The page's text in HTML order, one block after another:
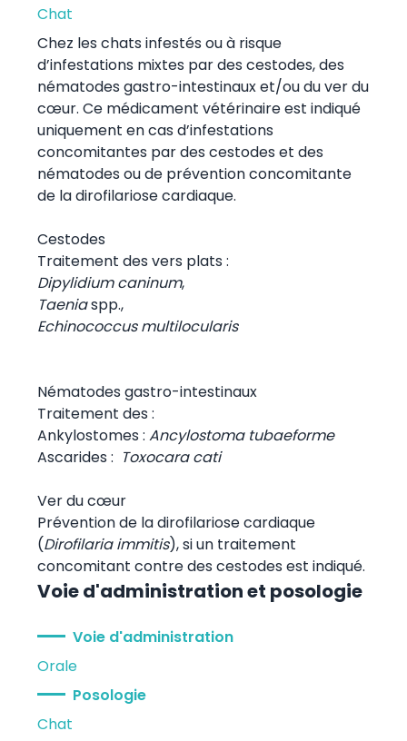
Chat
Chez les chats infestés ou à risque
d’infestations mixtes par des cestodes, des
nématodes gastro-intestinaux et/ou du ver du
cœur. Ce médicament vétérinaire est indiqué
uniquement en cas d’infestations
concomitantes par des cestodes et des
nématodes ou de prévention concomitante
de la dirofilariose cardiaque.
Cestodes
Traitement des vers plats :
Dipylidium caninum,
Taeniaspp.,
Echinococcus multilocularis
Nématodes gastro-intestinaux
Traitement des :
Ankylostomes : Ancylostoma tubaeforme
Ascarides : Toxocara cati
Ver du cœur
Prévention de la dirofilariose cardiaque
(Dirofilaria immitis), si un traitement
concomitant contre des cestodes est indiqué.
Voie d'administration et posologie
Voie d'administration
Orale
Posologie
Chat